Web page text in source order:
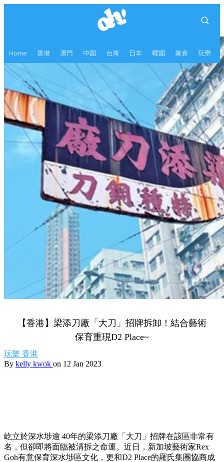
Home 香港 澳門 中國 台灣 日本 韓國 美食 玩樂
【香港】梁添刀廠「大刀」招牌拆卸！結合藝術
保育重現D2 Place~
玩樂 香港
By kelly kwok on 12 Jan 2023
屹立於深水埗逾 40年的梁添刀廠「大刀」招牌在該區非常有
名，但卻即將面臨被清拆之命運。近日，新加坡藝術家Rex
Goh有意保育深水埗區文化，更和D2 Place的羅氏集團協商成